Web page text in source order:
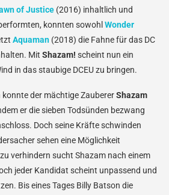
of Justice (2016) inhaltlich und
konnten sowohl Wonder
Aquaman (2018) die Fahne für das DC
Mit Shazam! scheint nun ein
in das staubige DCEU zu bringen.
konnte der mächtige ZaubererShazam
er die sieben Todsünden bezwang
Doch seine Kräfte schwinden
sehen eine Möglichkeit
verhindern sucht Shazam nach einem
jeder Kandidat scheint unpassend und
Bis eines Tages Billy Batson die